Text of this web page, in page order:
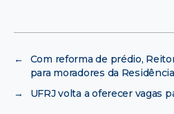
←
Com reforma de prédio,
para moradores da
→
UFRJ volta a oferecer vagas